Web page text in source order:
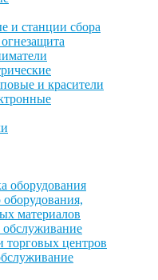
и станции сбора
и красители
оборудования
материалов
обслуживание
торговых центров